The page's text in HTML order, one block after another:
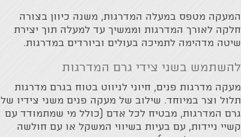
המעקה מטפס במעלה המדרגות, משנה כיוון בצורה
חלקה לאורך המדרגות וממשיך עד למעלה תוך יצירת
שיטה מדהימה לתמיכה בעולים וביורדים במדרגות.
להשתמש בשני צידי גרם המדרגות
מעקה מדרגות פנים, חיוני לניווט בטוח בגרם מדרגות
תלול וצר במיוחד. שילוב של מעקה פנים משני צידיו של
גרם המדרגות, מבטיח לכל אדם (כולל מי שמתמודד עם
קשיי ניידות, עם בעיות בשיווי המשקל או עם חולשה